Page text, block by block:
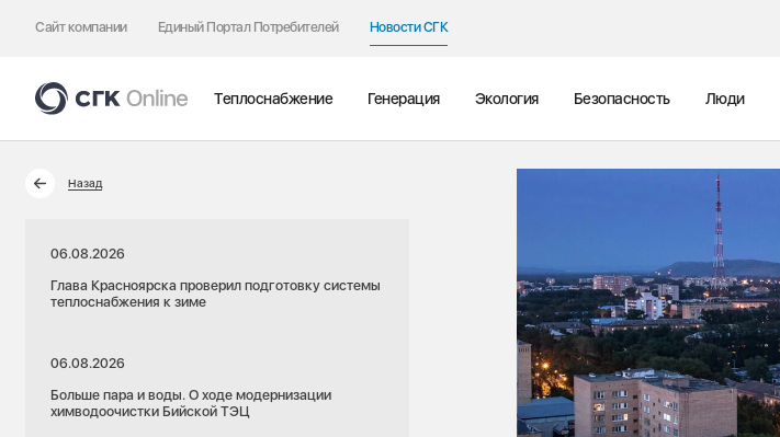
Сайт компании Единый Портал Потребителей Новости СГК
Теплоснабжение Генерация Экология Безопасность Люди
Назад
06.08.2026
Глава Красноярска проверил подготовку системы
теплоснабжения к зиме
06.08.2026
Больше пара и воды. О ходе модернизации
химводоочистки Бийской ТЭЦ